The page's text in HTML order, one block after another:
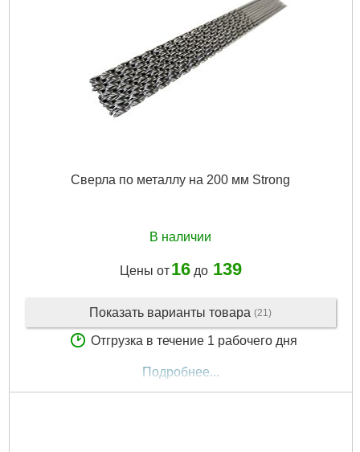
Сверла по металлу на 200 мм Strong
В наличии
Цены от 16до 139
Показать варианты товара (21)
Отгрузка в течение 1 рабочего дня
Подробнее...